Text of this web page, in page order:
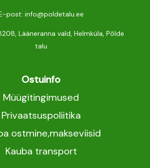
post: info@poldetalu.ee
Lääneranna vald, Helmküla, Põlde
talu
Ostuinfo
Müügitingimused
Privaatsuspoliitika
ostmine,makseviisid
Kauba transport